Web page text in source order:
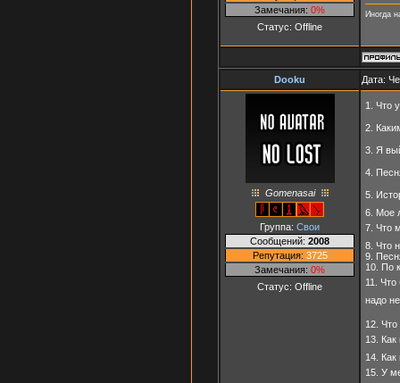
Замечания: 0%
Статус: Offline
Иногда
Dooku Дата:
Gomenasai
Группа: Свои
Сообщений: 2008
Репутация: 3725
Замечания: 0%
Статус: Offline
1. Что
2.
3. Я
4.
5.
6. Мое
7. Что
8. Что
9.
10. По
11.
надо
12.
13.
14.
15. У